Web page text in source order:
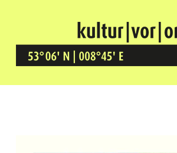
Kultur Vor Ort
BREMEN GRÖPELINGEN